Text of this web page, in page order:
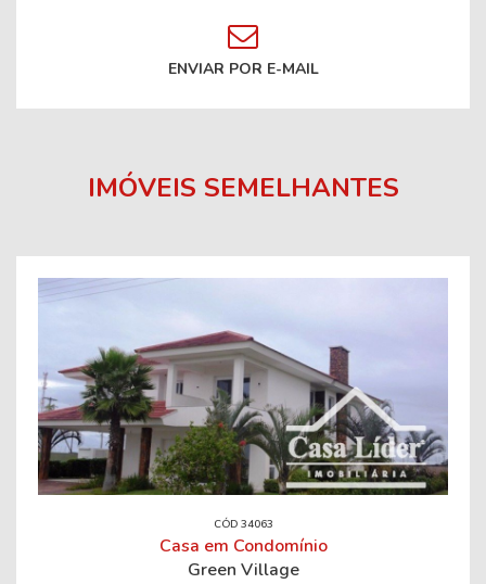
ENVIAR POR E-MAIL
IMÓVEIS SEMELHANTES
CÓD 34063
Casa em Condomínio
Green Village